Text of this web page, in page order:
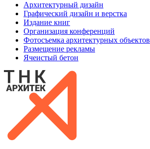
Архитектурный дизайн
Графический дизайн и верстка
Издание книг
Организация конференций
Фотосъемка архитектурных объектов
Размещение рекламы
Ячеистый бетон